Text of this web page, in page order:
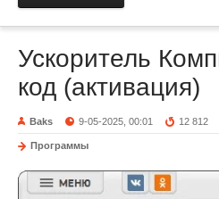
Ускоритель
код (активация)
Baks 9-05-2025, 00:01 12 812
Программы